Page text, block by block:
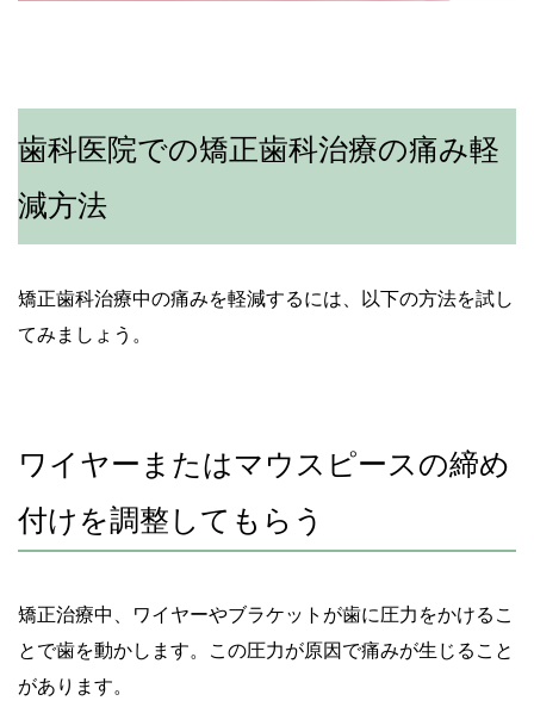
歯科医院での矯正歯科治療の痛み軽
減方法
矯正歯科治療中の痛みを軽減するには、以下の方法を試し
てみましょう。
ワイヤーまたはマウスピースの締め
付けを調整してもらう
矯正治療中、ワイヤーやブラケットが歯に圧力をかけるこ
とで歯を動かします。この圧力が原因で痛みが生じること
があります。